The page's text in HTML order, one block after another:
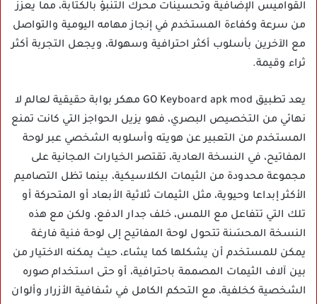
القواميس الإضافية وتحسينات محرك التنبؤ بالكتابة، مما يعزز
من سرعة وكفاءة المستخدم في إنجاز مهامه اليومية والتواصل
مع الآخرين بأسلوب أكثر احترافية وسهولة، ويجعل التجربة أكثر
ثراء وقيمة.
يعد تطبيق GO Keyboard apk mod مهكر بوابة حقيقية لعالم لا
نهائي من التخصيص البصري، فهو يزيل الحواجز التي كانت تمنع
المستخدم من التعبير عن هويته وأسلوبه الشخصي عبر لوحة
المفاتيح، في النسخة العادية، تقتصر الخيارات المجانية على
مجموعة محدودة من الثيمات الكلاسيكية، بينما تظل التصاميم
الأكثر إبداعا وحيوية، مثل الثيمات ثلاثية الأبعاد أو المتحركة أو
تلك التي تتفاعل مع اللمس، خلف جدار الدفع، ولكن مع هذه
النسخة المحسَنة تتحول لوحة المفاتيح إلى لوحة فنية فارغة
يمكن للمستخدم أن يشكلها كما يشاء، حيث يمكنه الاختيار من
بين آلاف الثيمات المصممة باحترافية، أو حتى استخدام صوره
الشخصية كخلفية، مع التحكم الكامل في شفافية الأزرار وألوان